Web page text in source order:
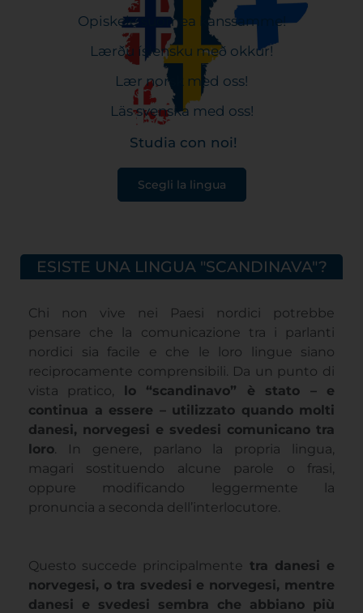
Opiskele suomea kanssamme!
Lærðu íslensku með okkur!
Lær norsk med oss!
Läs svenska med oss!
Studia con noi!
Scegli la lingua
ESISTE UNA LINGUA "SCANDINAVA"?
Chi non vive nei Paesi nordici potrebbe
pensare che la comunicazione tra i parlanti
nordici sia facile e che le loro lingue siano
reciprocamente comprensibili. Da un punto di
vista pratico, lo “scandinavo” è stato – e
continua a essere – utilizzato quando molti
danesi, norvegesi e svedesi comunicano tra
loro. In genere, parlano la propria lingua,
magari sostituendo alcune parole o frasi,
oppure modificando leggermente la
pronuncia a seconda dell’interlocutore.
Questo succede principalmente tra danesi e
norvegesi, o tra svedesi e norvegesi, mentre
danesi e svedesi sembra che abbiano più